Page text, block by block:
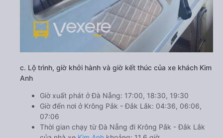
c. Lộ trình, giờ khởi hành và giờ kết thúc của xe khách Kim
Anh
Giờ xuất phát ở Đà Nẵng: 17:00, 18:30, 19:30
Giờ đến nơi ở Krông Pắk - Đắk Lắk: 04:36, 06:06,
07:06
Thời gian chạy từ Đà Nẵng đi Krông Pắk - Đắk Lắk